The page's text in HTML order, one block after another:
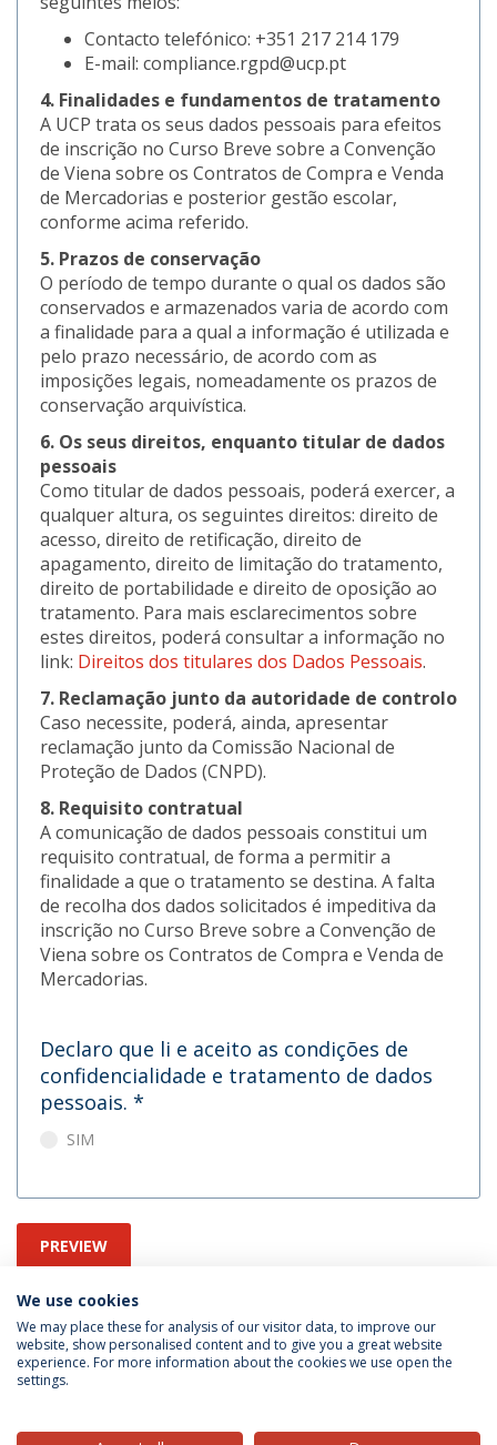
Contacto telefónico: +351 217 214 179
E-mail: compliance.rgpd@ucp.pt
4. Finalidades e fundamentos de tratamento
A UCP trata os seus dados pessoais para efeitos
de inscrição no Curso Breve sobre a Convenção
de Viena sobre os Contratos de Compra e Venda
de Mercadorias e posterior gestão escolar,
conforme acima referido.
5. Prazos de conservação
O período de tempo durante o qual os dados são
conservados e armazenados varia de acordo com
a finalidade para a qual a informação é utilizada e
pelo prazo necessário, de acordo com as
imposições legais, nomeadamente os prazos de
conservação arquivística.
6. Os seus direitos, enquanto titular de dados
pessoais
Como titular de dados pessoais, poderá exercer, a
qualquer altura, os seguintes direitos: direito de
acesso, direito de retificação, direito de
apagamento, direito de limitação do tratamento,
direito de portabilidade e direito de oposição ao
tratamento. Para mais esclarecimentos sobre
estes direitos, poderá consultar a informação no
link: Direitos dos titulares dos Dados Pessoais.
7. Reclamação junto da autoridade de controlo
Caso necessite, poderá, ainda, apresentar
reclamação junto da Comissão Nacional de
Proteção de Dados (CNPD).
8. Requisito contratual
A comunicação de dados pessoais constitui um
requisito contratual, de forma a permitir a
finalidade a que o tratamento se destina. A falta
de recolha dos dados solicitados é impeditiva da
inscrição no Curso Breve sobre a Convenção de
Viena sobre os Contratos de Compra e Venda de
Mercadorias.
Declaro que li e aceito as condições de
confidencialidade e tratamento de dados
pessoais. *
SIM
PREVIEW
Privacy Policy
We use cookies
We may place these for analysis of our visitor data, to improve our
website, show personalised content and to give you a great website
experience. For more information about the cookies we use open the
settings.